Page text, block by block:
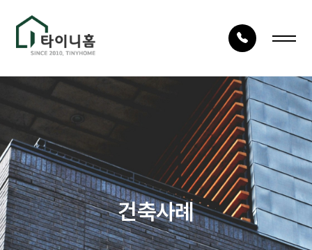
회사안내
회사소개
건축구조
건축절차
건축사례
시공사례
타이니TV
건축사례